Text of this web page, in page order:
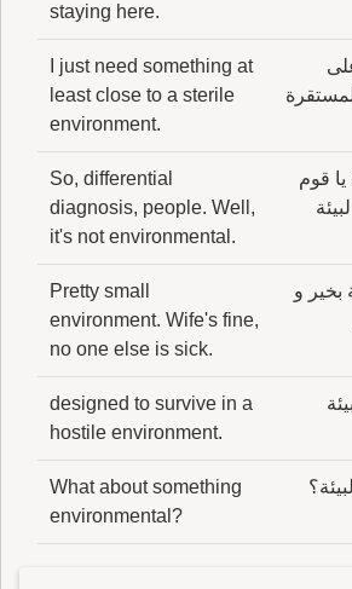
staying here.
I just need something at
least close to a sterile
environment.
قوم
So, differential
diagnosis, people. Well,
it's not environmental.
بخير و
Pretty small
environment. Wife's fine,
no one else is sick.
designed to survive in a
hostile environment.
What about something
environmental?